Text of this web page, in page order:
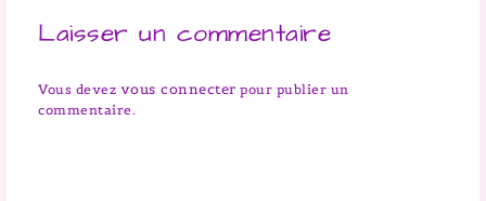
Laisser un commentaire
Vous devez vous connecter pour publier un
commentaire.